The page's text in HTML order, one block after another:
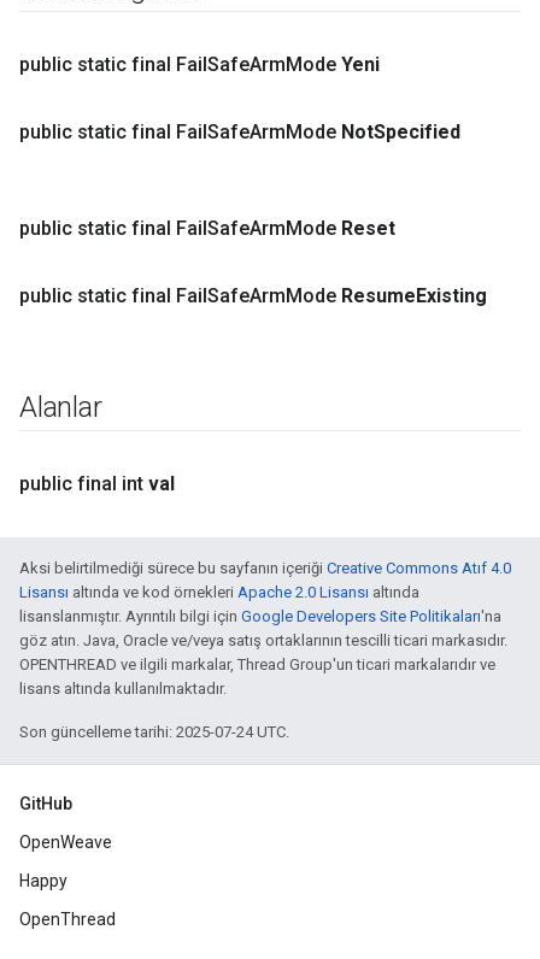
public static final FailSafeArmMode Yeni
public static final FailSafeArmMode NotSpecified
public static final FailSafeArmMode Reset
public static final FailSafeArmMode ResumeExisting
Alanlar
public final int val
Aksi belirtilmediği sürece bu sayfanın içeriği Creative Commons Atıf 4.0
Lisansı altında ve kod örnekleri Apache 2.0 Lisansı altında
lisanslanmıştır. Ayrıntılı bilgi için Google Developers Site Politikaları'na
göz atın. Java, Oracle ve/veya satış ortaklarının tescilli ticari markasıdır.
OPENTHREAD ve ilgili markalar, Thread Group'un ticari markalarıdır ve
lisans altında kullanılmaktadır.
Son güncelleme tarihi: 2025-07-24 UTC.
GitHub
OpenWeave
Happy
OpenThread